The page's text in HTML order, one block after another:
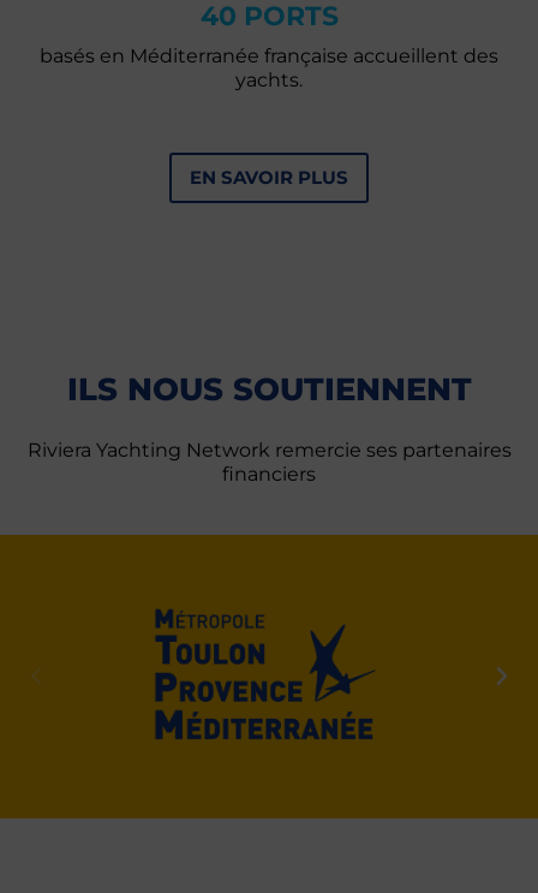
40 PORTS
basés en Méditerranée française accueillent des
yachts.
EN SAVOIR PLUS
ILS NOUS SOUTIENNENT
Riviera Yachting Network remercie ses partenaires
financiers